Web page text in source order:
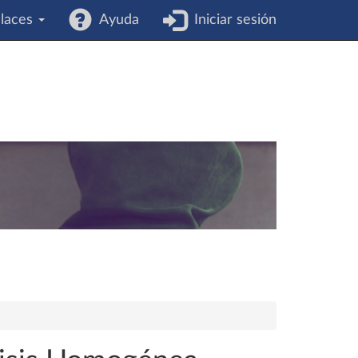
Ayuda Iniciar sesión